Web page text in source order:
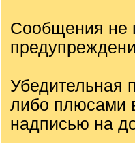
Сообщения не
Убедительная
либо плюсами
надписью на